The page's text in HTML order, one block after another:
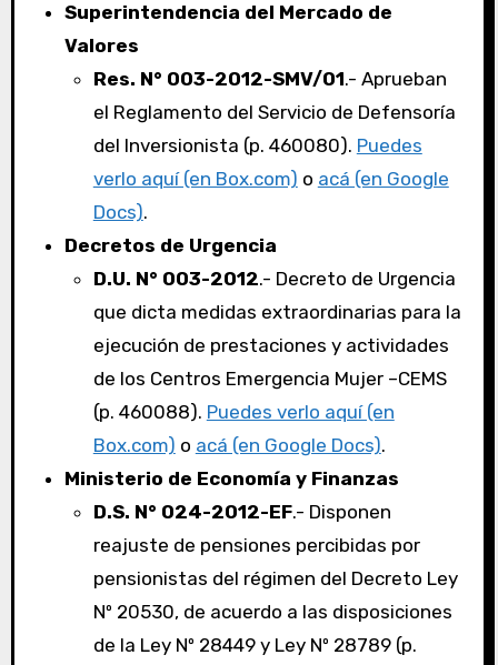
Superintendencia del Mercado de
Valores
Res. N° 003-2012-SMV/01.- Aprueban
el Reglamento del Servicio de Defensoría
del Inversionista (p. 460080). Puedes
verlo aquí (en Box.com) o acá (en Google
Docs).
Decretos de Urgencia
D.U. N° 003-2012.- Decreto de Urgencia
que dicta medidas extraordinarias para la
ejecución de prestaciones y actividades
de los Centros Emergencia Mujer –CEMS
(p. 460088). Puedes verlo aquí (en
Box.com) o acá (en Google Docs).
Ministerio de Economía y Finanzas
D.S. N° 024-2012-EF.- Disponen
reajuste de pensiones percibidas por
pensionistas del régimen del Decreto Ley
Nº 20530, de acuerdo a las disposiciones
de la Ley Nº 28449 y Ley Nº 28789 (p.